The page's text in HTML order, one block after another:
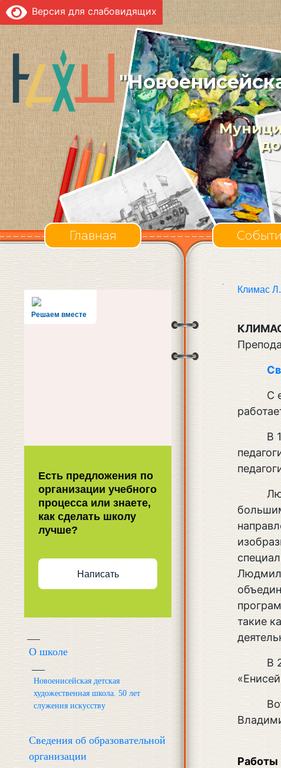
Версия для слабовидящих
Главная
Решаем вместе
Есть предложения по
организации учебного
процесса или знаете,
как сделать школу
лучше?
Написать
О школе
Новоенисейская детская
художественная школа. 50 лет
служения искусству
Сведения об образовательной
организации
Климас
С
В
такие
В
Работы